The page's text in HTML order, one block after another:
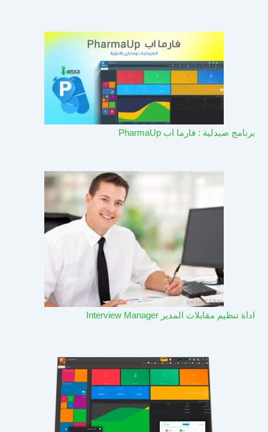
برنامج صيدلية : فارما اب PharmaUp​
اداة تنظيم مقابلات المدير Interview Manager